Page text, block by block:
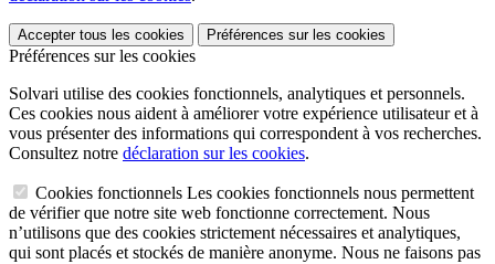
Accepter tous les cookies Préférences sur les cookies
Préférences sur les cookies
Solvari utilise des cookies fonctionnels, analytiques et personnels.
Ces cookies nous aident à améliorer votre expérience utilisateur et à
vous présenter des informations qui correspondent à vos recherches.
Consultez notre déclaration sur les cookies.
Cookies fonctionnels Les cookies fonctionnels nous permettent
de vérifier que notre site web fonctionne correctement. Nous
n’utilisons que des cookies strictement nécessaires et analytiques,
qui sont placés et stockés de manière anonyme. Nous ne faisons pas